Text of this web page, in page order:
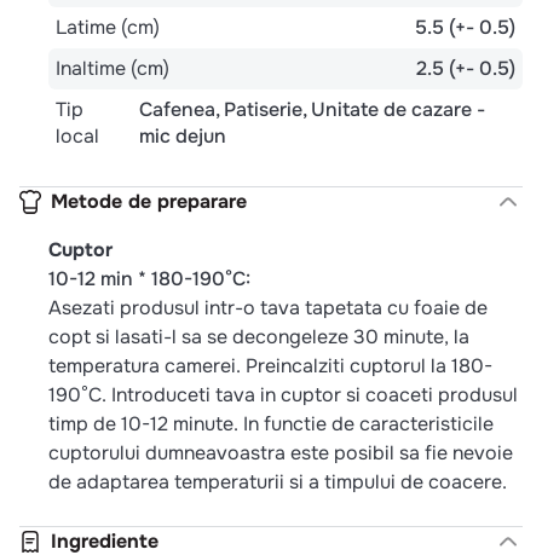
Latime (cm)
5.5 (+- 0.5)
Inaltime (cm)
2.5 (+- 0.5)
Tip
local
Cafenea Patiserie Unitate de cazare -
mic dejun
Metode de preparare
Cuptor
10-12 min * 180-190°C:
Asezati produsul intr-o tava tapetata cu foaie de
copt si lasati-l sa se decongeleze 30 minute, la
temperatura camerei. Preincalziti cuptorul la 180-
190°C. Introduceti tava in cuptor si coaceti produsul
timp de 10-12 minute. In functie de caracteristicile
cuptorului dumneavoastra este posibil sa fie nevoie
de adaptarea temperaturii si a timpului de coacere.
Ingrediente